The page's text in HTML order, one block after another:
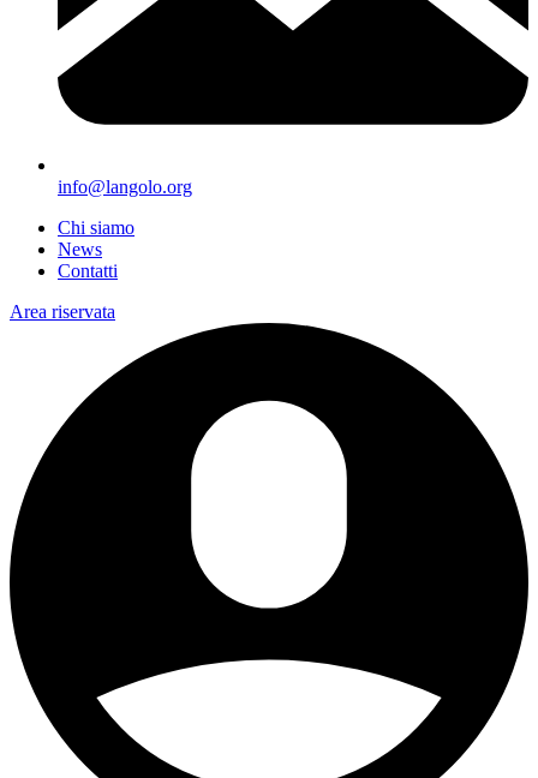
info@langolo.org
Chi siamo
News
Contatti
Area riservata